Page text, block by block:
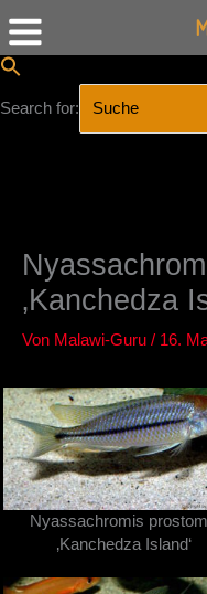
Search for:
‚Kanchedza
Von Malawi-Guru / 16.
Nyassachromis
‚Kanchedza Island‘